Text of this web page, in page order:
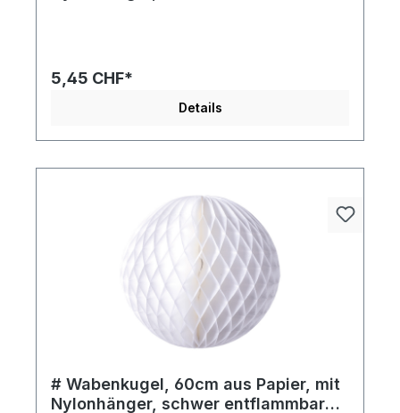
5,45 CHF*
Details
# Wabenkugel, 60cm aus Papier, mit
Nylonhänger, schwer entflammbar